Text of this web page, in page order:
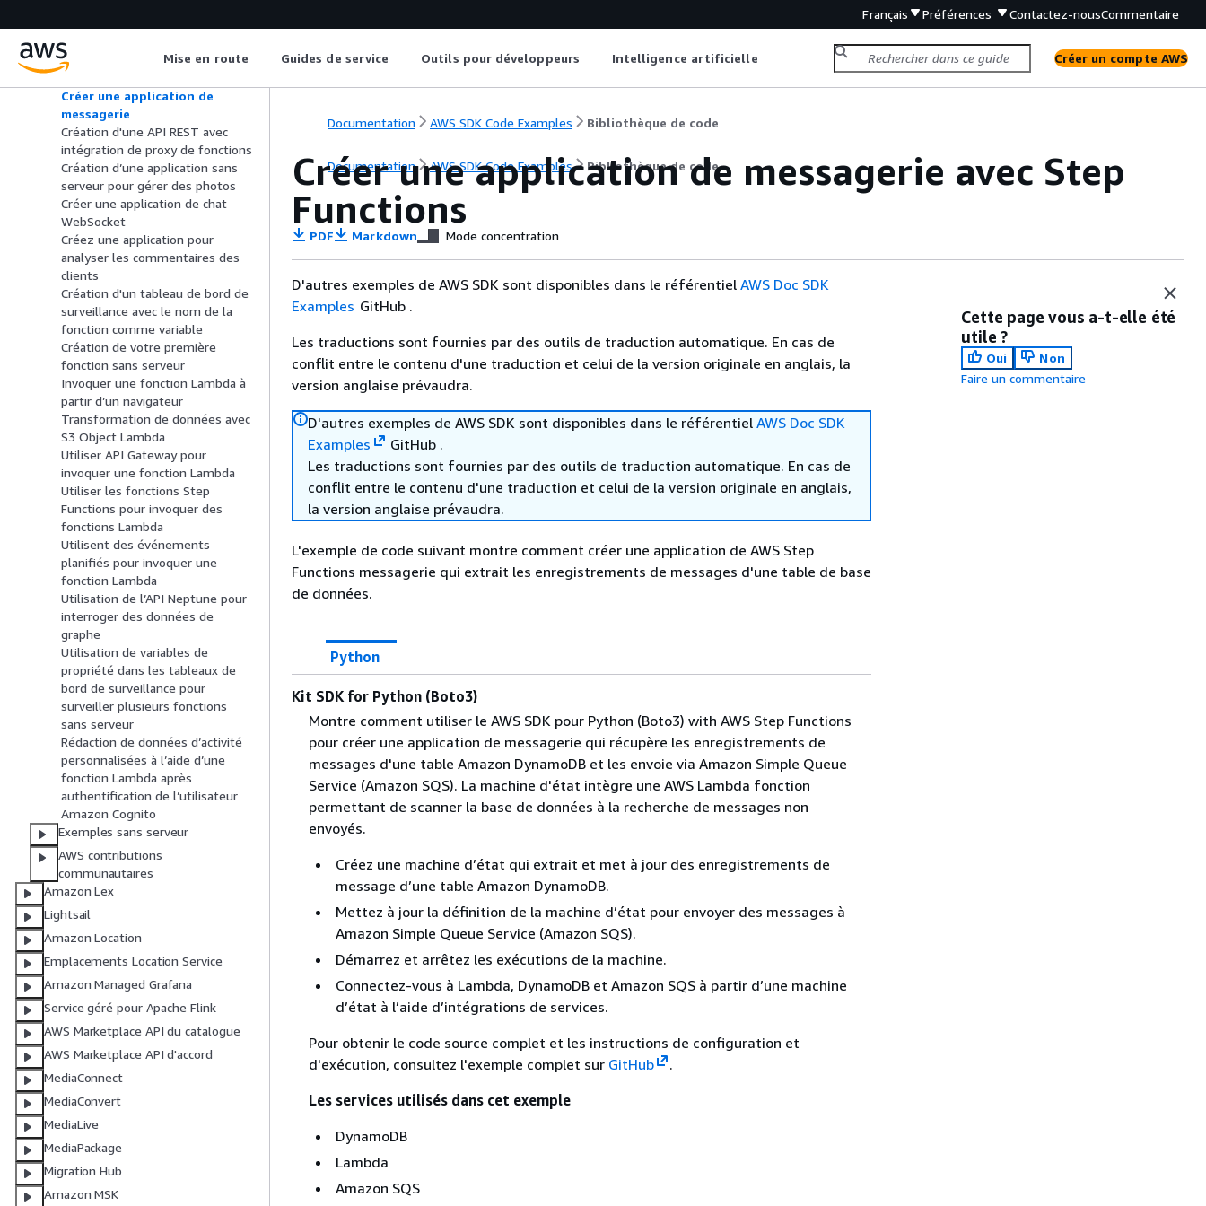
Français Préférences Contactez-nousCommentaire
Mise en route Guides de service Outils pour développeurs Intelligence artificielle Créer un compte AWS
suivre COVID-19 les données
Créer une API REST de
Créer une application de
messagerie
Création d'une API REST avec
intégration de proxy de fonctions
Création d’une application sans
serveur pour gérer des photos
Créer une application de chat
WebSocket
Créez une application pour
analyser les commentaires des
clients
Création d'un tableau de bord de
surveillance avec le nom de la
fonction comme variable
Création de votre première
fonction sans serveur
Invoquer une fonction Lambda à
partir d’un navigateur
Transformation de données avec
S3 Object Lambda
Utiliser API Gateway pour
invoquer une fonction Lambda
Utiliser les fonctions Step
Functions pour invoquer des
fonctions Lambda
Utilisent des événements
planifiés pour invoquer une
fonction Lambda
Utilisation de l’API Neptune pour
interroger des données de
graphe
Utilisation de variables de
propriété dans les tableaux de
bord de surveillance pour
surveiller plusieurs fonctions
sans serveur
Rédaction de données d’activité
personnalisées à l’aide d’une
fonction Lambda après
authentification de l’utilisateur
Amazon Cognito
Exemples sans serveur
AWS contributions
communautaires
Amazon Lex
Lightsail
Amazon Location
Emplacements Location Service
Amazon Managed Grafana
Service géré pour Apache Flink
AWS Marketplace API du catalogue
AWS Marketplace API d'accord
MediaConnect
MediaConvert
MediaLive
MediaPackage
Migration Hub
Amazon MSK
Documentation AWS SDK Code Examples Bibliothèque de code
Documentation AWS SDK Code Examples Bibliothèque de code
Créer une application de messagerie avec Step
Functions
PDF Markdown Mode concentration
D'autres exemples de AWS SDK sont disponibles dans le référentiel AWS Doc SDK
Examples GitHub .
Les traductions sont fournies par des outils de traduction automatique. En cas de
conflit entre le contenu d'une traduction et celui de la version originale en anglais, la
version anglaise prévaudra.
D'autres exemples de AWS SDK sont disponibles dans le référentiel AWS Doc SDK
Examples
GitHub .
Les traductions sont fournies par des outils de traduction automatique. En cas de
conflit entre le contenu d'une traduction et celui de la version originale en anglais,
la version anglaise prévaudra.
L'exemple de code suivant montre comment créer une application de AWS Step
Functions messagerie qui extrait les enregistrements de messages d'une table de base
de données.
Python
Kit SDK for Python (Boto3)
Montre comment utiliser le AWS SDK pour Python (Boto3) with AWS Step Functions
pour créer une application de messagerie qui récupère les enregistrements de
messages d'une table Amazon DynamoDB et les envoie via Amazon Simple Queue
Service (Amazon SQS). La machine d'état intègre une AWS Lambda fonction
permettant de scanner la base de données à la recherche de messages non
envoyés.
Créez une machine d’état qui extrait et met à jour des enregistrements de
message d’une table Amazon DynamoDB.
Mettez à jour la définition de la machine d’état pour envoyer des messages à
Amazon Simple Queue Service (Amazon SQS).
Démarrez et arrêtez les exécutions de la machine.
Connectez-vous à Lambda, DynamoDB et Amazon SQS à partir d’une machine
d’état à l’aide d’intégrations de services.
Pour obtenir le code source complet et les instructions de configuration et
d'exécution, consultez l'exemple complet sur GitHub
.
Les services utilisés dans cet exemple
DynamoDB
Lambda
Amazon SQS
Cette page vous a-t-elle été
utile ?
Oui
Non
Faire un commentaire